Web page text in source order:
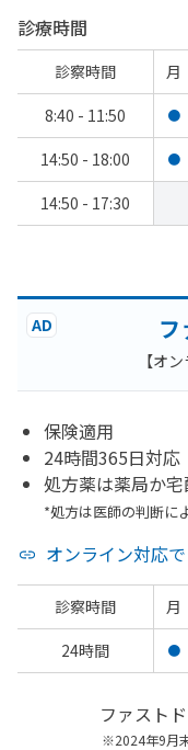
診療時間
診察時間 月
8:40 - 11:50
●
14:50 - 18:00 ●
14:50 - 17:30
AD フ
【オ
保険適用
24時間365日対応
処方薬は薬局か
*処方は医師の判断に
オンライン対応
診察時間 月
24時間
●
ファスト
※2024年9月